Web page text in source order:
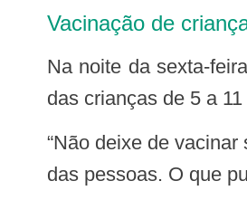
Vacinação de
Na noite da sexta-feira, 18, o Acre recebeu os primeiros lotes da vacina pediátrica, contendo 7,2 mil doses, para a imunização
das crianças de 5 a
“Não deixe de vacinar suas crianças. Vamos em busca de mais vacinas e vamos preparar toda a estrutura do Estado para cuidar
das pessoas. O que